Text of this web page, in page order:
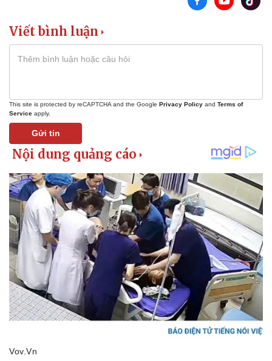
Doanh nghiệp
Thông tin doanh nghiệp
Vì cộng đồng
Công nghệ
Chuyển đổi số
Viết bình luận
This site is protected by reCAPTCHA and the Google Privacy Policy and Terms of
Service apply.
Gửi tin